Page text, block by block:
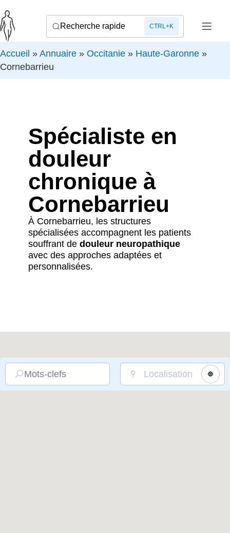
Recherche rapide CTRL+K
Accueil » Annuaire » Occitanie » Haute-Garonne »
Cornebarrieu
Spécialiste en
douleur
chronique à
Cornebarrieu
À Cornebarrieu, les structures
spécialisées accompagnent les patients
souffrant de douleur neuropathique
avec des approches adaptées et
personnalisées.
Mots-clefs